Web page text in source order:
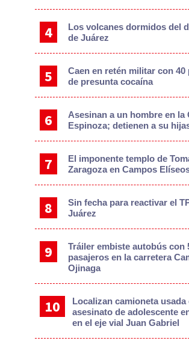
Los volcanes dormidos del
de Juárez
Caen en retén militar con 40
de presunta cocaína
Asesinan a un hombre en la
Espinoza; detienen a su
El imponente templo de
Zaragoza en Campos
Sin fecha para reactivar el
Juárez
Tráiler embiste autobús con
pasajeros en la carretera
Ojinaga
Localizan camioneta usada
asesinato de adolescente
en el eje vial Juan Gabriel